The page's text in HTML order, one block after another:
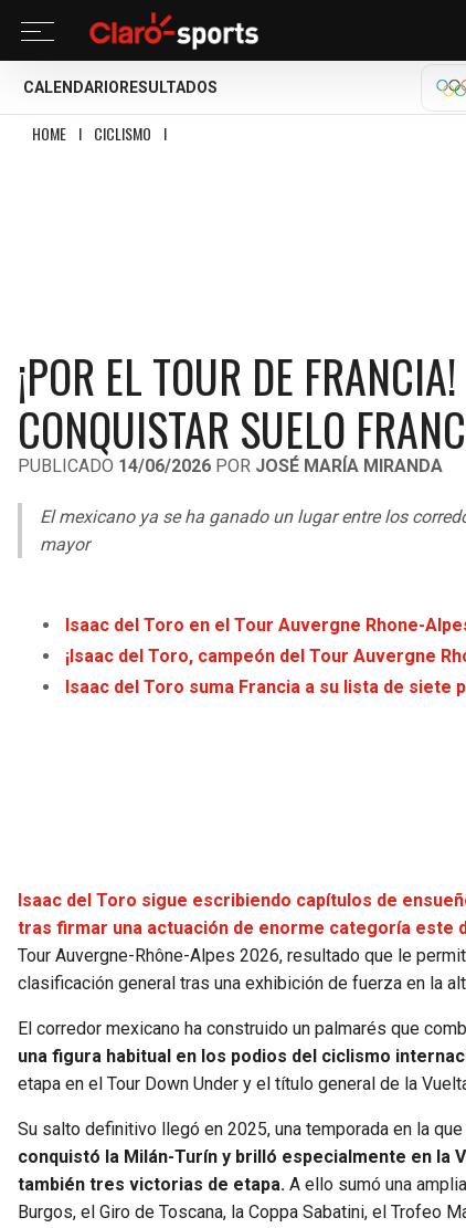
CALENDARIO RESULTADOS
HOME I CICLISMO I
¡POR EL TOUR DE
CONQUISTAR SUELO
PUBLICADO 14/06/2026 POR JOSÉ MARÍA MIRANDA
El mexicano ya se ha ganado un lugar entre los
mayor
Isaac del Toro en el Tour Auvergne Rhone-
¡Isaac del Toro, campeón del Tour Auvergne
Isaac del Toro suma Francia a su lista de siete
Isaac del Toro sigue escribiendo capítulos de
tras firmar una actuación de enorme categoría este
Tour Auvergne-Rhône-Alpes 2026, resultado que le
clasificación general tras una exhibición de fuerza en la
El corredor mexicano ha construido un palmarés que
una figura habitual en los podios del ciclismo
etapa en el Tour Down Under y el título general de la
Su salto definitivo llegó en 2025, una temporada en la
conquistó la Milán-Turín y brilló especialmente en la
también tres victorias de etapa. A ello sumó una
Burgos, el Giro de Toscana, la Coppa Sabatini, el Trofeo